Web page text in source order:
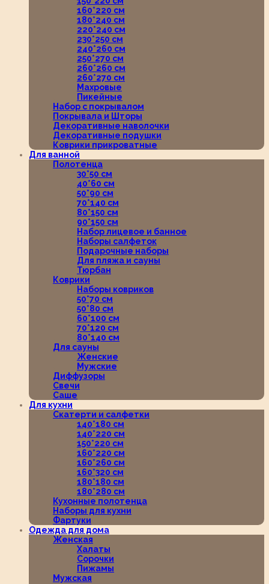
160*220 см
180*240 см
220*240 см
230*250 см
240*260 см
250*270 см
260*260 см
260*270 см
Махровые
Пикейные
Набор с покрывалом
Покрывала и Шторы
Декоративные наволочки
Декоративные подушки
Коврики прикроватные
Для ванной
Полотенца
30*50 см
40*60 см
50*90 см
70*140 см
80*150 см
90*150 см
Набор лицевое и банное
Наборы салфеток
Подарочные наборы
Для пляжа и сауны
Тюрбан
Коврики
Наборы ковриков
50*70 см
50*80 см
60*100 см
70*120 см
80*140 см
Для сауны
Женские
Мужские
Диффузоры
Свечи
Саше
Для кухни
Скатерти и салфетки
140*180 см
140*220 см
150*220 см
160*220 см
160*260 см
160*320 см
180*180 см
180*280 см
Кухонные полотенца
Наборы для кухни
Фартуки
Одежда для дома
Женская
Халаты
Сорочки
Пижамы
Мужская